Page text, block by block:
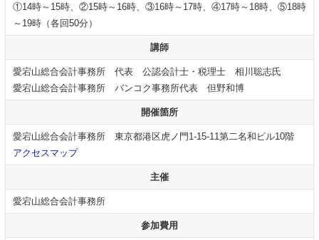
①14時～15時、②15時～16時、③16時～17時、④17時～18時、⑤18時
～19時（各回50分）
講師
愛宕山総合会計事務所 代表 公認会計士・税理士 相川聡志氏
愛宕山総合会計事務所 バンコク事務所代表 但野和博
開催箇所
愛宕山総合会計事務所 東京都港区虎ノ門1-15-11第二名和ビル10階
アクセスマップ
主催
愛宕山総合会計事務所
参加費用